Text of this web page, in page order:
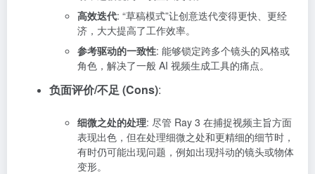
高效迭代: “草稿模式”让创意迭代变得更快、更经
济，大大提高了工作效率。
参考驱动的一致性: 能够锁定跨多个镜头的风格或
角色，解决了一般 AI 视频生成工具的痛点。
负面评价/不足 (Cons):
细微之处的处理: 尽管 Ray 3 在捕捉视频主旨方面
表现出色，但在处理细微之处和更精细的细节时，
有时仍可能出现问题，例如出现抖动的镜头或物体
变形。